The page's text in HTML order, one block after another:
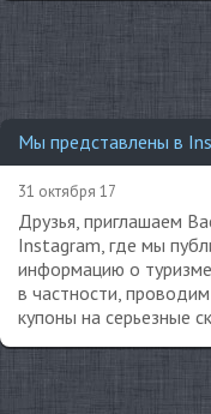
Мы представлены в
31 октября 17
Друзья, приглашаем
Instagram, где мы
информацию о
в частности,
купоны на серьезные